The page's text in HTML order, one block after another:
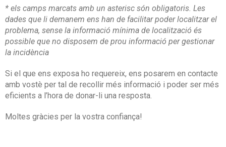
* els camps marcats amb un asterisc són obligatoris. Les
dades que li demanem ens han de facilitar poder localitzar el
problema, sense la informació mínima de localització és
possible que no disposem de prou informació per gestionar
la incidència
Si el que ens exposa ho requereix, ens posarem en contacte
amb vostè per tal de recollir més informació i poder ser més
eficients a l’hora de donar-li una resposta.
Moltes gràcies per la vostra confiança!